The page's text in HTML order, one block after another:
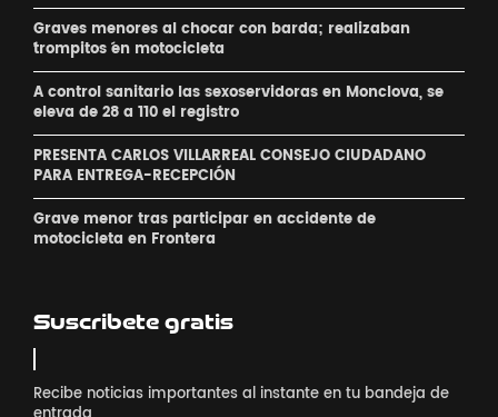
Graves menores al chocar con barda; realizaban
´trompitos ´en motocicleta
A control sanitario las sexoservidoras en Monclova, se
eleva de 28 a 110 el registro
PRESENTA CARLOS VILLARREAL CONSEJO CIUDADANO
PARA ENTREGA-RECEPCIÓN
Grave menor tras participar en accidente de
motocicleta en Frontera
Suscribete gratis
Recibe noticias importantes al instante en tu bandeja de